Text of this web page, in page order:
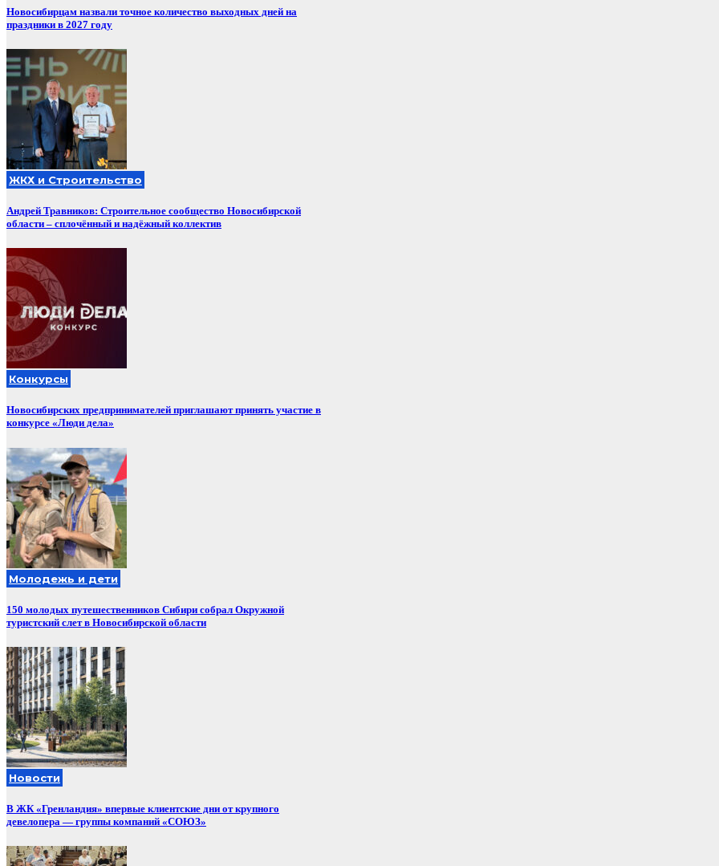
Новосибирцам назвали точное количество выходных дней на
праздники в 2027 году
ЖКХ и Строительство
Андрей Травников: Строительное сообщество Новосибирской
области – сплочённый и надёжный коллектив
Конкурсы
Новосибирских предпринимателей приглашают принять участие в
конкурсе «Люди дела»
Молодежь и дети
150 молодых путешественников Сибири собрал Окружной
туристский слет в Новосибирской области
Новости
В ЖК «Гренландия» впервые клиентские дни от крупного
девелопера — группы компаний «СОЮЗ»